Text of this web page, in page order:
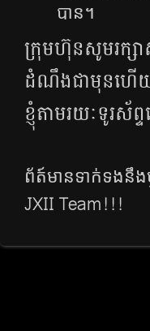
បាន​។
ក្រុមហ៊ុនសូមរក្សា
ដំណឹង​ជាមុនហើ
ខ្ញុំ​តាម​រយៈ​ទូរស័ព្
ព័ត៍មាន​ទាក់​ទង​នឹ
JXII Team!!!